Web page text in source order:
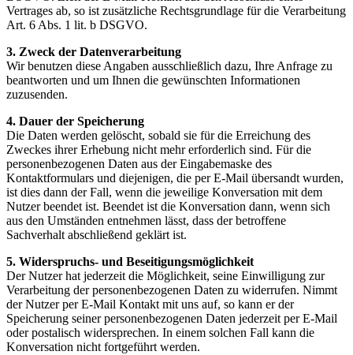
Vertrages ab, so ist zusätzliche Rechtsgrundlage für die Verarbeitung
Art. 6 Abs. 1 lit. b DSGVO.
3. Zweck der Datenverarbeitung
Wir benutzen diese Angaben ausschließlich dazu, Ihre Anfrage zu
beantworten und um Ihnen die gewünschten Informationen
zuzusenden.
4. Dauer der Speicherung
Die Daten werden gelöscht, sobald sie für die Erreichung des
Zweckes ihrer Erhebung nicht mehr erforderlich sind. Für die
personenbezogenen Daten aus der Eingabemaske des
Kontaktformulars und diejenigen, die per E-Mail übersandt wurden,
ist dies dann der Fall, wenn die jeweilige Konversation mit dem
Nutzer beendet ist. Beendet ist die Konversation dann, wenn sich
aus den Umständen entnehmen lässt, dass der betroffene
Sachverhalt abschließend geklärt ist.
5. Widerspruchs- und Beseitigungsmöglichkeit
Der Nutzer hat jederzeit die Möglichkeit, seine Einwilligung zur
Verarbeitung der personenbezogenen Daten zu widerrufen. Nimmt
der Nutzer per E-Mail Kontakt mit uns auf, so kann er der
Speicherung seiner personenbezogenen Daten jederzeit per E-Mail
oder postalisch widersprechen. In einem solchen Fall kann die
Konversation nicht fortgeführt werden.